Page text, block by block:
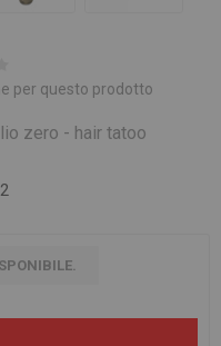
per questo prodotto
zero - hair tatoo